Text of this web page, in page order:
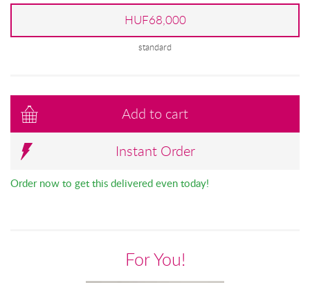
HUF68,000
standard
Add to cart
Instant Order
Order now to get this delivered even today!
For You!